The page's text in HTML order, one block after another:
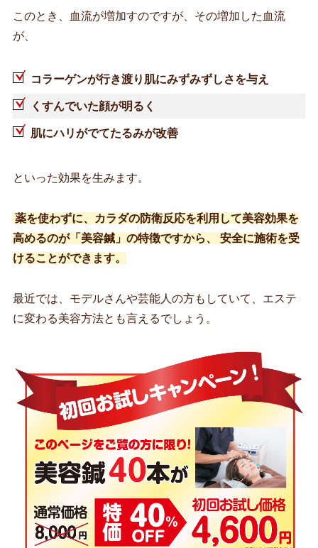
このとき、血流が増加すのですが、その増加した血流
が、
コラーゲンが行き渡り肌にみずみずしさを与え
くすんでいた顔が明るく
肌にハリがでてたるみが改善
といった効果を生みます。
薬を使わずに、カラダの防衛反応を利用して美容効果を
高めるのが「美容鍼」の特徴ですから、 安全に施術を受
けることができます。
最近では、モデルさんや芸能人の方もしていて、エステ
に変わる美容方法とも言えるでしょう。